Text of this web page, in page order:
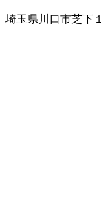
埼玉県川口市芝下